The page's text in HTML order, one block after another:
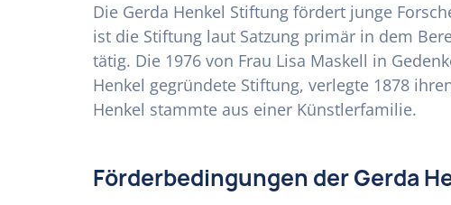
Die Gerda Henkel Stiftung fördert junge
ist die Stiftung laut Satzung primär in dem
tätig. Die 1976 von Frau Lisa Maskell in
Henkel gegründete Stiftung, verlegte 1878
Henkel stammte aus einer Künstlerfamilie.
Förderbedingungen der Gerda